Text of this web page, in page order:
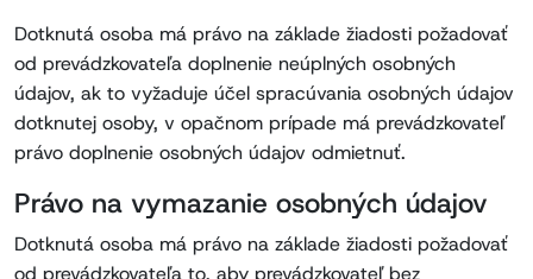
Dotknutá osoba má právo na základe žiadosti požadovať
od prevádzkovateľa doplnenie neúplných osobných
údajov, ak to vyžaduje účel spracúvania osobných údajov
dotknutej osoby, v opačnom prípade má prevádzkovateľ
právo doplnenie osobných údajov odmietnuť.
Právo na vymazanie osobných údajov
Dotknutá osoba má právo na základe žiadosti požadovať